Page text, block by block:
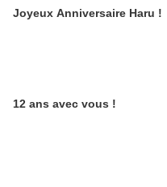
Joyeux Anniversaire Haru !
12 ans avec vous !